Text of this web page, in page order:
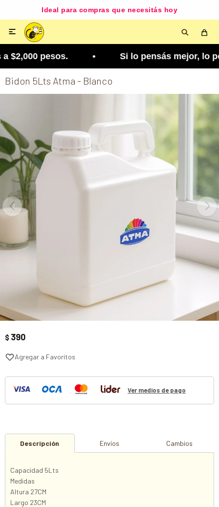
Ideal para compras que necesitás hoy

a $2,000 pesos. • Si lo pensás mejor, lo
Bidon 5Lts Atma - Blanco
$ 390
Ver medios de pago
Descripción Envíos Cambios
Capacidad 5Lts
Medidas
Altura 27CM
Largo 23CM